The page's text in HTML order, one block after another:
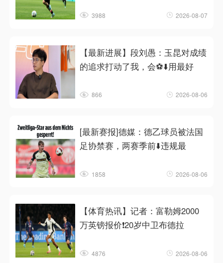
3988 2026-08-07
【最新进展】段刘愚：玉昆对成绩
的追求打动了我，会⚽⬇️用最好
866 2026-08-06
[最新赛报]德媒：德乙球员被法国
足协禁赛，两赛季前⬇️违规最
1858 2026-08-06
【体育热讯】记者：富勒姆2000
万英镑报价❗20岁中卫布德拉
4876 2026-08-06